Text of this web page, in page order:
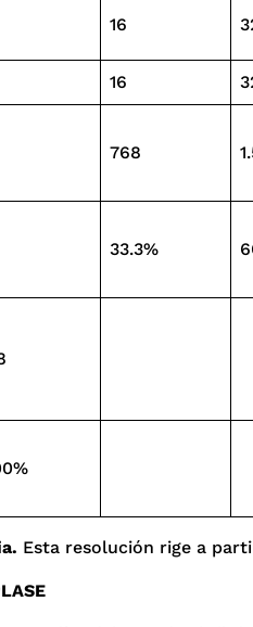
16
16
768
33.3%
Esta resolución rige a